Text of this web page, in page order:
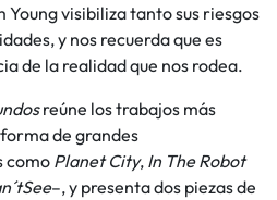
Young visibiliza tanto sus riesgos
y nos recuerda que es
de la realidad que nos rodea.
reúne los trabajos más
de grandes
como Planet City, In The Robot
–, y presenta dos piezas de